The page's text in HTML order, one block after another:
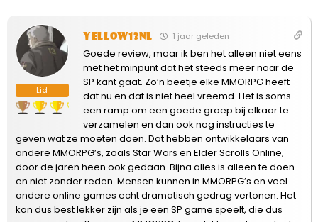
Lid
Yellow13NL 1 jaar geleden
Goede review, maar ik ben het alleen niet eens
met het minpunt dat het steeds meer naar de
SP kant gaat. Zo’n beetje elke MMORPG heeft
dat nu en dat is niet heel vreemd. Het is soms
een ramp om een goede groep bij elkaar te
verzamelen en dan ook nog instructies te
geven wat ze moeten doen. Dat hebben ontwikkelaars van
andere MMORPG’s, zoals Star Wars en Elder Scrolls Online,
door de jaren heen ook gedaan. Bijna alles is alleen te doen
en niet zonder reden. Mensen kunnen in MMORPG’s en veel
andere online games echt dramatisch gedrag vertonen. Het
kan dus best lekker zijn als je een SP game speelt, die dus